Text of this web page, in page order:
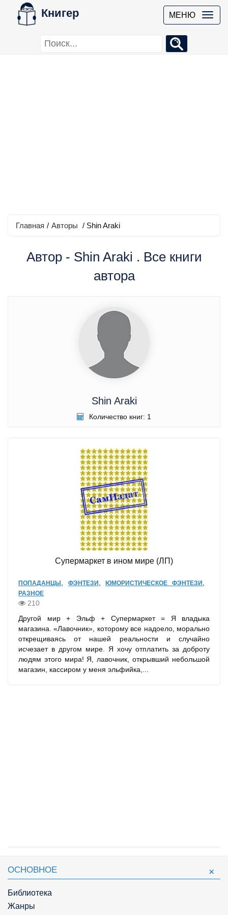
Книгер МЕНЮ
Главная / Авторы / Shin Araki
Автор - Shin Araki . Все книги
автора
Shin Araki
Количество книг: 1
Супермаркет в ином мире (ЛП)
ПОПАДАНЦЫ ФЭНТЕЗИ ,ЮМОРИСТИЧЕСКОЕ ФЭНТЕЗИ
РАЗНОЕ
210
Другой мир + Эльф + Супермаркет = Я владыка
магазина. «Лавочник», которому все надоело, морально
открещиваясь от нашей реальности и случайно
исчезает в другом мире. Я хочу отплатить за доброту
людям этого мира! Я, лавочник, открывший небольшой
магазин, кассиром у меня эльфийка,...
ОСНОВНОЕ
Библиотека
Жанры